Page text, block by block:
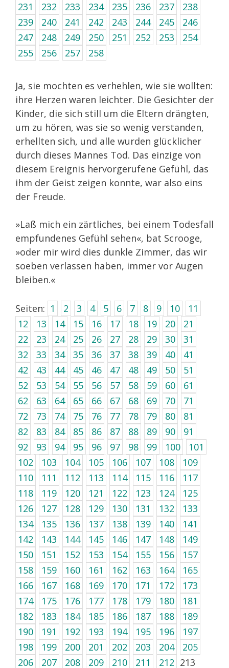
231
232 233 234 235 236 237
238
239
240 241 242 243 244 245
246
247
248 249 250 251 252 253
254
255
256 257 258
Ja, sie mochten es verhehlen, wie sie wollten:
ihre Herzen waren leichter. Die Gesichter der
Kinder, die sich still um die Eltern drängten,
um zu hören, was sie so wenig verstanden,
erhellten sich, und alle wurden glücklicher
durch dieses Mannes Tod. Das einzige von
diesem Ereignis hervorgerufene Gefühl, das
ihm der Geist zeigen konnte, war also eins
der Freude.
»Laß mich ein zärtliches, bei einem Todesfall
empfundenes Gefühl sehen«, bat Scrooge,
»oder mir wird dies dunkle Zimmer, das wir
soeben verlassen haben, immer vor Augen
bleiben.«
Seiten: 1 2 3 4 5 6 7 8 9 10
11
12
13 14 15 16 17 18 19 20
21
22
23 24 25 26 27 28 29 30
31
32
33 34 35 36 37 38 39 40
41
42
43 44 45 46 47 48 49 50
51
52
53 54 55 56 57 58 59 60
61
62
63 64 65 66 67 68 69 70
71
72
73 74 75 76 77 78 79 80
81
82
83 84 85 86 87 88 89 90
91
92
93 94 95 96 97 98 99 100
101
102
103 104 105 106 107 108
109
110
111 112 113 114 115 116
117
118
119 120 121 122 123 124
125
126
127 128 129 130 131 132
133
134
135 136 137 138 139 140
141
142
143 144 145 146 147 148
149
150
151 152 153 154 155 156
157
158
159 160 161 162 163 164
165
166
167 168 169 170 171 172
173
174
175 176 177 178 179 180
181
182
183 184 185 186 187 188
189
190
191 192 193 194 195 196
197
198
199 200 201 202 203 204
205
206
207 208 209 210 211 212 213